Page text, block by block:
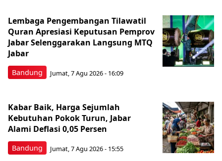
Bandung
Lembaga Pengembangan Tilawatil
Quran Apresiasi Keputusan Pemprov
Jabar Selenggarakan Langsung MTQ
Jabar
Jumat, 7 Agu 2026 - 16:09
Bandung
Kabar Baik, Harga Sejumlah
Kebutuhan Pokok Turun, Jabar
Alami Deflasi 0,05 Persen
Jumat, 7 Agu 2026 - 15:55